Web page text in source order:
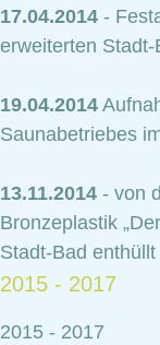
17.04.2014 -
erweiterten Stadt-
19.04.2014
Saunabetriebes
13.11.2014 - von
Bronzeplastik
Stadt-Bad enthüllt
2015 - 2017
2015 - 2017